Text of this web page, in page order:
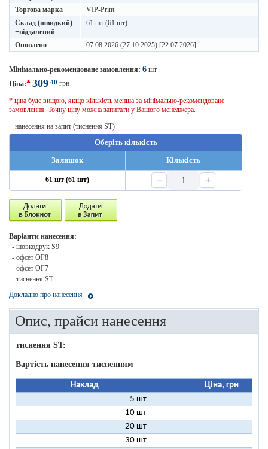
Торгова марка
VIP-Print
Склад (швидкий)
+віддалений
61 шт (61 шт)
Оновлено 07.08.2026 (27.10.2025) [22.07.2026]
Мінімально-рекомендоване замовлення: 6 шт
Ціна:* 309 40 грн
* ціна буде вищою, якщо кількість менша за мінімально-рекомендоване
замовлення. Точну ціну можна запитати у Вашого менеджера.
+ нанесення на запит (тиснення ST)
Оберіть кількість
Залишок
Кількість
61 шт (61 шт) − +
Варіанти нанесення:
- шовкодрук S9
- офсет OF8
- офсет OF7
- тиснення ST
Докладно про нанесення
Опис, прайси нанесення
тиснення ST:
Вартість нанесення тисненням
Наклад
Ціна, грн
5 шт
10 шт
20 шт
30 шт